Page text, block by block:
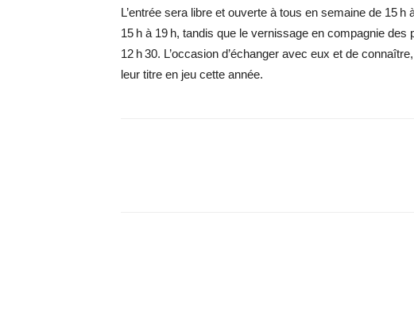
L’entrée sera libre et ouverte à tous en semaine de 15 h
15 h à 19 h, tandis que le vernissage en compagnie
12 h 30. L’occasion d’échanger avec eux et de
leur titre en jeu cette année.